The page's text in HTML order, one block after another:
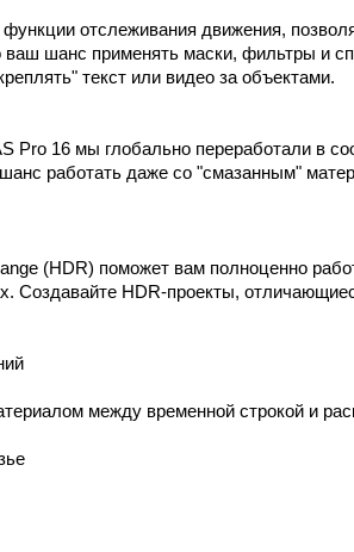
отслеживания движения,
ваш шанс применять маски, фильтры и
текст или видео за объектами.
Pro 16 мы глобально переработали в
работать даже со "смазанным"
(HDR) поможет вам полноценно
Создавайте HDR-проекты,
между временной строкой и